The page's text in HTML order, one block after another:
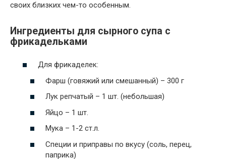
своих близких чем-то особенным.
Ингредиенты для сырного супа с
фрикадельками
Для фрикаделек:
Фарш (говяжий или смешанный) – 300 г
Лук репчатый – 1 шт. (небольшая)
Яйцо – 1 шт.
Мука – 1-2 ст.л.
Специи и приправы по вкусу (соль, перец,
паприка)